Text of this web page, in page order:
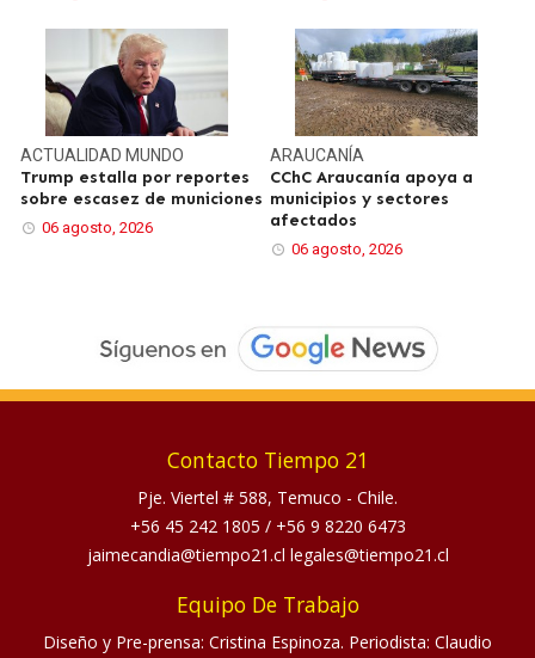
ACTUALIDAD MUNDO
Trump estalla por reportes
sobre escasez de municiones
06 agosto, 2026
ARAUCANÍA
CChC Araucanía apoya a
municipios y sectores
afectados
06 agosto, 2026
Contacto Tiempo 21
Pje. Viertel # 588, Temuco - Chile.
+56 45 242 1805 / +56 9 8220 6473
jaimecandia@tiempo21.cl legales@tiempo21.cl
Equipo De Trabajo
Diseño y Pre-prensa: Cristina Espinoza. Periodista: Claudio